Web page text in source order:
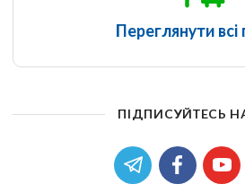
Переглянути всі
ПІДПИСУЙТЕСЬ